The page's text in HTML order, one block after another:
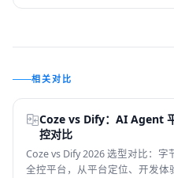
相关对比
Coze vs Dify：AI Agent
控对比
Coze vs Dify 2026 选型对比：
全控平台，从平台定位、开发体